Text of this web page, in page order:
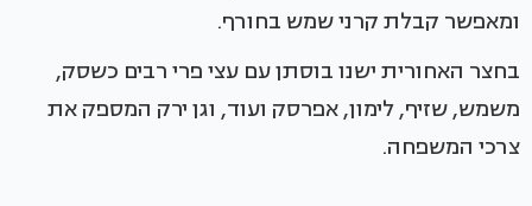
ומאפשר קבלת קרני שמש בחורף.
בחצר האחורית ישנו בוסתן עם עצי פרי רבים כשסק,
משמש, שזיף, לימון, אפרסק ועוד, וגן ירק המספק את
צרכי המשפחה.